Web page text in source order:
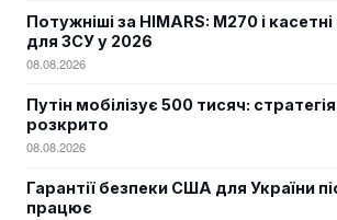
Потужніші за HIMARS: М270 і
для ЗСУ у 2026
08.08.2026
Путін мобілізує 500 тисяч:
розкрито
08.08.2026
Гарантії безпеки США для України
працює